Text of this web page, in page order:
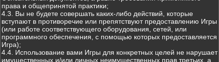
права и общепринятой практики;
4.3. Вы не будете совершать каких-либо действий, которые
вступают в противоречие или препятствуют предоставлению Игры
(или работе соответствующего оборудования, сетей, или
программного обеспечения, с помощью которых предоставляется
Игра);
4.4. Использование вами Игры для конкретных целей не нарушает
имущественных и/или личных неимущественных прав третьих, а